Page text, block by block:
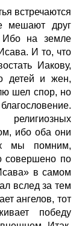
встречаются
мешают друг
Ибо на земле
И то, что
Иакову,
детей и жен,
шел спор, но
ибо оба они
мы помним,
совершено по
в самом
вслед за тем
ангелов, тот
победу